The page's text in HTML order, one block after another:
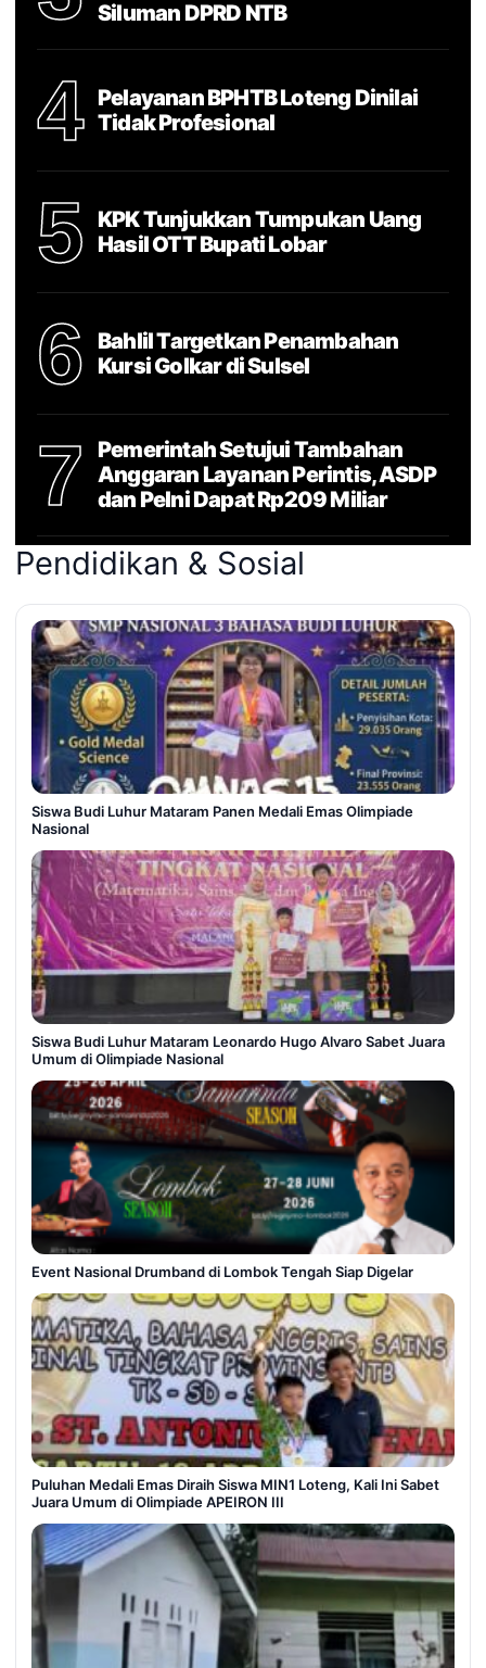
Siluman DPRD NTB
4
Pelayanan BPHTB Loteng Dinilai
Tidak Profesional
5
KPK Tunjukkan Tumpukan Uang
Hasil OTT Bupati Lobar
6
Bahlil Targetkan Penambahan
Kursi Golkar di Sulsel
7
Pemerintah Setujui Tambahan
Anggaran Layanan Perintis, ASDP
dan Pelni Dapat Rp209 Miliar
Pendidikan & Sosial
Siswa Budi Luhur Mataram Panen Medali Emas Olimpiade
Nasional
Siswa Budi Luhur Mataram Leonardo Hugo Alvaro Sabet Juara
Umum di Olimpiade Nasional
Event Nasional Drumband di Lombok Tengah Siap Digelar
Puluhan Medali Emas Diraih Siswa MIN1 Loteng, Kali Ini Sabet
Juara Umum di Olimpiade APEIRON III